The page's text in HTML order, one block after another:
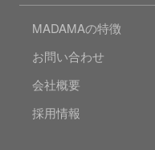
MADAMAの特徴
お問い合わせ
会社概要
採用情報